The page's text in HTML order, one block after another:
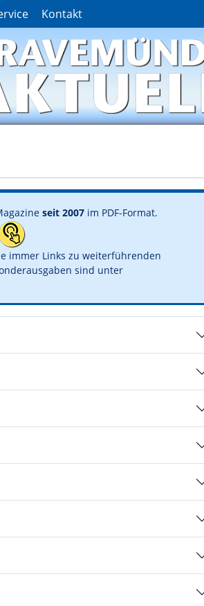
Kontakt
seit 2007 im PDF-Format.
immer Links zu weiterführenden
sind unter